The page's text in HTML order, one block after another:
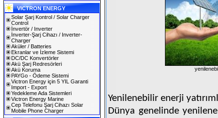
VICTRON ENERGY
Solar Şarj Kontrol / Solar Charger
Control
İnvertör / Inverter
İnverter-Şarj Cihazı / Inverter-
Charger
Aküler / Batteries
Ekranlar ve İzleme Sistemi
DC/DC Konvertörler
Akü Şarj Redresörleri
Akü Koruma
PAYGo - Ödeme Sistemi
Victron Energy için 5 YIL Garanti
Import - Export
Yedekleme Ada Sistemleri
Victron Energy Marine
Cep Telefonu Şarj Cihazı Solar
Mobile Phone Charger
Yenilenebilir enerji
Dünya genelinde